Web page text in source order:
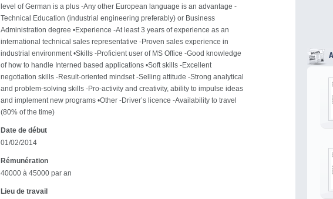
level of German is a plus -Any other European language is an advantage -
Technical Education (industrial engineering preferably) or Business
Administration degree •Experience -At least 3 years of experience as an
international technical sales representative -Proven sales experience in
industrial environment •Skills -Proficient user of MS Office -Good knowledge
of how to handle Interned based applications •Soft skills -Excellent
negotiation skills -Result-oriented mindset -Selling attitude -Strong analytical
and problem-solving skills -Pro-activity and creativity, ability to impulse ideas
and implement new programs •Other -Driver’s licence -Availability to travel
(80% of the time)
Date de début
01/02/2014
Rémunération
40000 à 45000 par an
Lieu de travail